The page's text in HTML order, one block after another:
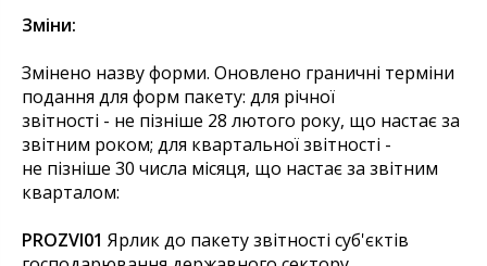
Зміни:
Змінено назву форми. Оновлено граничні терміни
подання для форм пакету: для річної
звітності - не пізніше 28 лютого року, що настає за
звітним роком; для квартальної звітності -
не пізніше 30 числа місяця, що настає за звітним
кварталом:
PROZVI01 Ярлик до пакету звітності суб'єктів